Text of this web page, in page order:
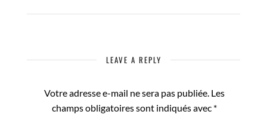
LEAVE A REPLY
Votre adresse e-mail ne sera pas publiée. Les
champs obligatoires sont indiqués avec *